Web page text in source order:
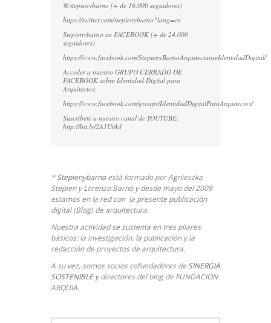
@stepienybarno (+ de 16.000 seguidores)
https://twitter.com/stepienybarno?lang=es
Stepienybarno en FACEBOOK (+ de 24.000
seguidores)
https://www.facebook.com/StepienyBarnoArquitecturaeIdentidadDigital/
Acceder a nuestro GRUPO CERRADO DE
FACEBOOK sobre Identidad Digital para
Arquitectos:
https://www.facebook.com/groups/IdentidadDigitalParaArquitectos/
Suscríbete a nuestro canal de YOUTUBE:
http://bit.ly/2A1UtAd
*Stepienybarnoestá formado por Agnieszka
Stepien y Lorenzo Barnó y desde mayo del 2009
estamos en la red con la presente publicación
digital (Blog) de arquitectura.
Nuestra actividad se sustenta en tres pilares
básicos: la investigación, la publicación y la
redacción de proyectos de arquitectura.
A su vez, somos socios cofundadores deSINERGIA
SOSTENIBLEy directores del blog de FUNDACIÓN
ARQUIA.